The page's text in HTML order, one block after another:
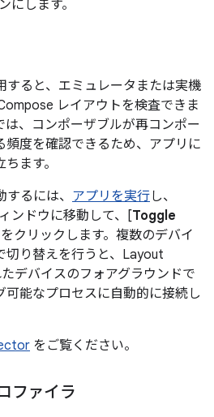
にします。
ると、エミュレータまたは実機
レイアウトを検査できま
、コンポーザブルが再コンポー
頻度を確認できるため、アプリに
ます。
るには、 アプリを実行し、
ンドウに移動して、[Toggle
をクリックします。複数のデバイ
切り替えを行うと、Layout
デバイスのフォアグラウンドで
可能なプロセスに自動的に接続し
をご覧ください。
ファイラ